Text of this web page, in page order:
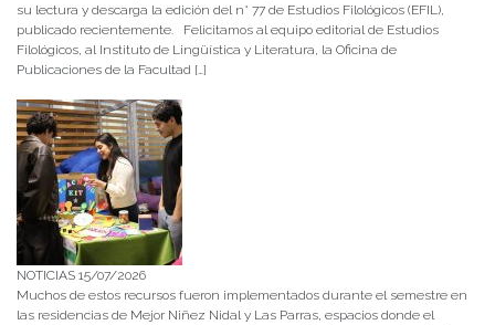
su lectura y descarga la edición del n° 77 de Estudios Filológicos (EFIL),
publicado recientemente. Felicitamos al equipo editorial de Estudios
Filológicos, al Instituto de Lingüística y Literatura, la Oficina de
Publicaciones de la Facultad […]
NOTICIAS 15/07/2026
Muchos de estos recursos fueron implementados durante el semestre en
las residencias de Mejor Niñez Nidal y Las Parras, espacios donde el